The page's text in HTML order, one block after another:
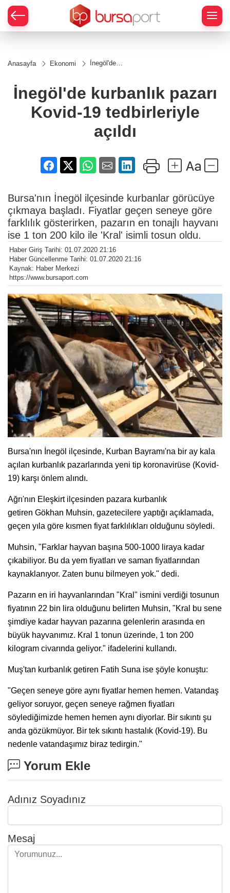
Anasayfa Ekonomi
İnegöl'de
Kovid-19
tedbirleriyle
İnegöl'de kurbanlık pazarı
Kovid-19 tedbirleriyle
açıldı
Bursa'nın İnegöl ilçesinde kurbanlar görücüye
çıkmaya başladı. Fiyatlar geçen seneye göre
farklılık gösterirken, pazarın en tonajlı hayvanı
ise 1 ton 200 kilo ile 'Kral' isimli tosun oldu.
Haber Giriş Tarihi: 01.07.2020 21:16
Haber Güncellenme Tarihi: 01.07.2020 21:16
Kaynak: Haber Merkezi
https://www.bursaport.com
Bursa'nın İnegöl ilçesinde, Kurban Bayramı'na bir ay kala
açılan kurbanlık pazarlarında yeni tip koronavirüse (Kovid-
19) karşı önlem alındı.
Ağrı'nın Eleşkirt ilçesinden pazara kurbanlık
getiren Gökhan Muhsin, gazetecilere yaptığı açıklamada,
geçen yıla göre kısmen fiyat farklılıkları olduğunu söyledi.
Muhsin, "Farklar hayvan başına 500-1000 liraya kadar
çıkabiliyor. Bu da yem fiyatları ve saman fiyatlarından
kaynaklanıyor. Zaten bunu bilmeyen yok." dedi.
Pazarın en iri hayvanlarından "Kral" ismini verdiği tosunun
fiyatının 22 bin lira olduğunu belirten Muhsin, "Kral bu sene
şimdiye kadar hayvan pazarına gelenlerin arasında en
büyük hayvanımız. Kral 1 tonun üzerinde, 1 ton 200
kilogram civarında geliyor." ifadelerini kullandı.
Muş'tan kurbanlık getiren Fatih Suna ise şöyle konuştu:
"Geçen seneye göre aynı fiyatlar hemen hemen. Vatandaş
geliyor soruyor, geçen seneye rağmen fiyatları
söylediğimizde hemen hemen aynı diyorlar. Bir sıkıntı şu
anda gözükmüyor. Bir tek sıkıntı hastalık (Kovid-19). Bu
nedenle vatandaşımız biraz tedirgin."
Yorum Ekle
Adınız Soyadınız
Mesaj